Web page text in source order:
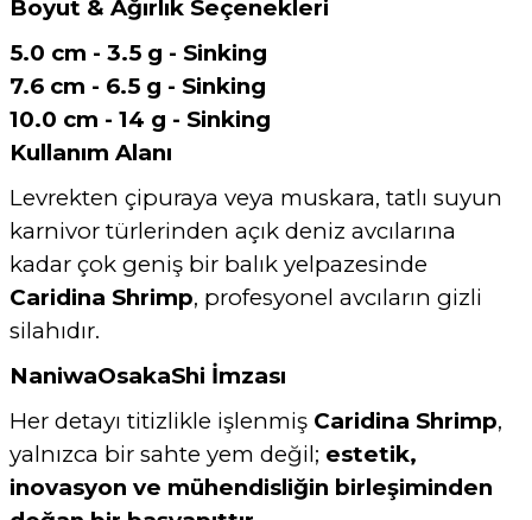
Boyut & Ağırlık Seçenekleri
5.0 cm - 3.5 g - Sinking
7.6 cm - 6.5 g - Sinking
10.0 cm - 14 g - Sinking
Kullanım Alanı
Levrekten çipuraya veya muskara, tatlı suyun
karnivor türlerinden açık deniz avcılarına
kadar çok geniş bir balık yelpazesinde
Caridina Shrimp, profesyonel avcıların gizli
silahıdır.
NaniwaOsakaShi İmzası
Her detayı titizlikle işlenmiş Caridina Shrimp,
yalnızca bir sahte yem değil; estetik,
inovasyon ve mühendisliğin birleşiminden